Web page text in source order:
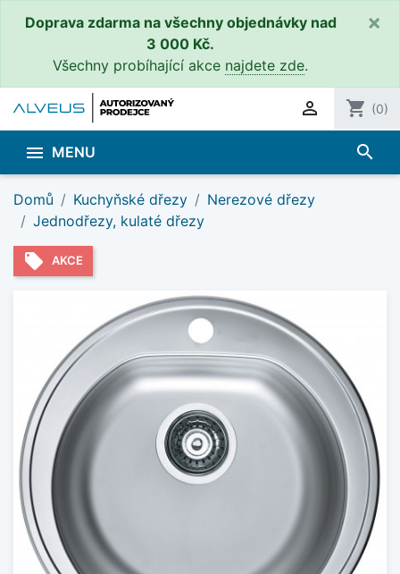
Doprava zdarma na všechny objednávky nad
3 000 Kč.
Všechny probíhající akce najdete zde.
×
 shopping_cart (0)
 MENU search
Domů Kuchyňské dřezy
Nerezové dřezy
Jednodřezy, kulaté dřezy
local_offer AKCE